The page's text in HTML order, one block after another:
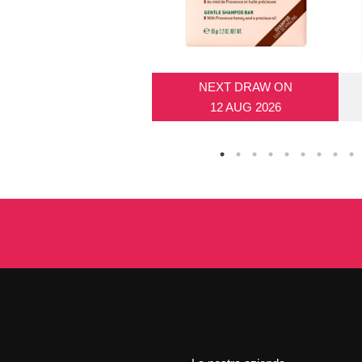
NEXT DRAW ON
12 AUG 2026